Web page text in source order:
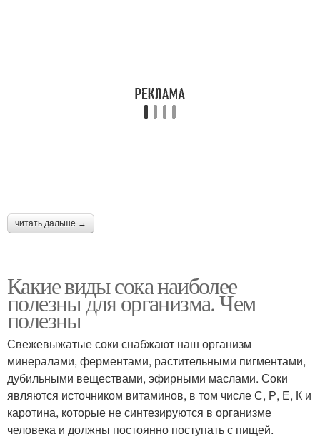
читать дальше →
Какие виды сока наиболее
полезны для организма. Чем
полезны
Свежевыжатые соки снабжают наш организм
минералами, ферментами, растительными пигментами,
дубильными веществами, эфирными маслами. Соки
являются источником витаминов, в том числе С, Р, Е, К и
каротина, которые не синтезируются в организме
человека и должны постоянно поступать с пищей.